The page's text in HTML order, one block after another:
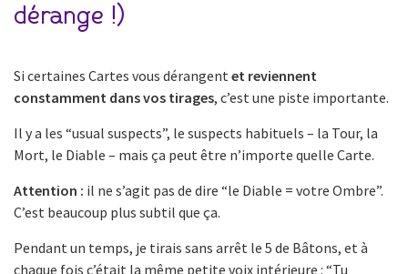
dérange !)
Si certaines Cartes vous dérangent et reviennent
constamment dans vos tirages, c’est une piste importante.
Il y a les “usual suspects”, le suspects habituels – la Tour, la
Mort, le Diable – mais ça peut être n’importe quelle Carte.
Attention : il ne s’agit pas de dire “le Diable = votre Ombre”.
C’est beaucoup plus subtil que ça.
Pendant un temps, je tirais sans arrêt le 5 de Bâtons, et à
chaque fois c’était la même petite voix intérieure : “Tu